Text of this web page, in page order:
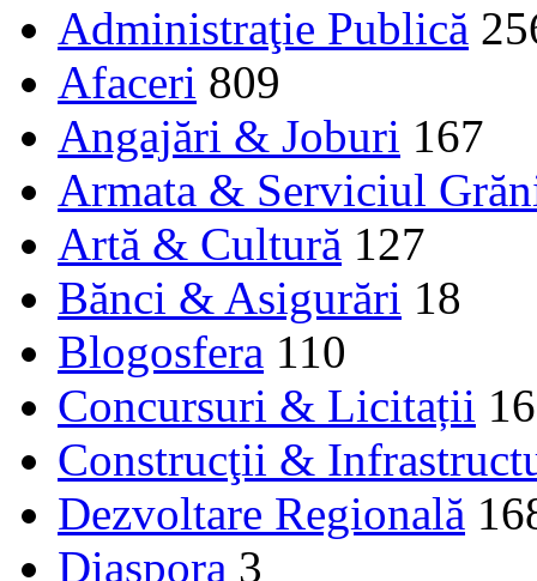
Administraţie Publică
Afaceri 809
Angajări & Joburi 167
Armata & Serviciul
Artă & Cultură 127
Bănci & Asigurări 18
Blogosfera 110
Concursuri & Licitații 16
Construcţii &
Dezvoltare Regională
Diaspora 3